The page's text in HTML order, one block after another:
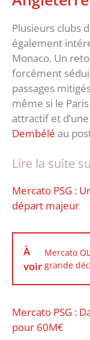
Plusieurs clubs
également
Monaco. Un
forcément
passages
même si le
attractif et
Dembélé au
Lire la suite
Mercato PSG :
départ majeur
À
voir
Mercato
grande
Mercato PSG :
pour 60M€